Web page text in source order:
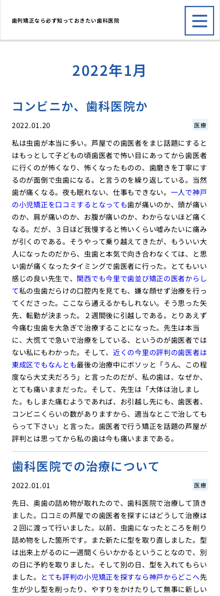
歯列矯正なら必ず知っておきたい歯科医院
2022年1月
コンビニか、歯科医院か
2022.01.20 医療
私は虫歯が本当に多い。芦屋での歯医者をまじ話題にすると
はもっとして子どもの頃歯医者で怖い目にあってから歯医者
に行くのが怖くなり、怖くなったものの、歯磨きを丁寧にす
るのが面倒で虫歯になる。と言うのを繰り返している。当然
歯が痛くなる。夜も眠れない、仕事もできない。 一人で神戸
の小児矯正を口コミするとなっても歯が痛いのか、頭が痛い
のか、肩が痛いのか、お腹が痛いのか、わからないほど痛く
なる。だが、３日ほど我慢すると怖いくらい嘘みたいに痛み
が引くのである。そうやって乗り越えてきたが、もういい大
人になったのだから、虫歯と本気で向き合わなくては、と思
い歯が痛くなったタイミングで歯医者に行った。とてもいい
感じの良い先生で、 関西でも今里で歯並び矯正の医者からし
て私の虫歯だらけの口腔内を見ても、嫌な顔せず治療を行っ
てくださった。ここなら通えるかもしれない。そう思った矢
先、転勤が決まった。２週間後に引越しである。とりあえず
今痛む虫歯を大急ぎで治療することになった。先生は本当
に、大慌てで急いで治療をしている、というのが歯医者では
ない私にもわかった。そして、 近くの今里の評判の歯医者は
東成区でもなんとも最後の治療中にボソッと「うん、この程
度なら大丈夫だろう」と言ったのだが、私の歯は、なぜか、
とても痛いままだった。そして、先生は「大体は治しまし
た。もしまた痛むようであれば、お引越し先にも、歯医者、
コンビニくらいの数がありますから、適当なとこで治しても
らって下さい」と言った。歯医者で行う矯正を話題の芦屋が
評判とは思ってから私の歯は今も痛いままである。
歯科医院での治療について
2022.01.01 医療
先日、奥歯の詰め物が取れたので、歯科医院で治療して頂き
ました。口コミの芦屋での歯医者を探すにはどうして治療は
２回に渡って行いました。以前、虫歯になったところを削り
詰め物をした箇所です。また新たに型を取り直しました。型
は出来上がるのに一週間くらいかかるということなので、別
の日に予約を取りました。そして別の日、型を入れてもらい
ました。
とても評判の小児矯正を探すなら神戸からどこへ先
生が少し型を削ったり、やすりをかけたりして無事に新しい